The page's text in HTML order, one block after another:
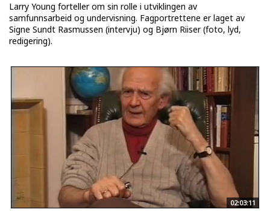
Larry Young forteller om sin rolle i utviklingen av
samfunnsarbeid og undervisning. Fagportrettene er laget av
Signe Sundt Rasmussen (intervju) og Bjørn Riiser (foto, lyd,
redigering).
02:03:11